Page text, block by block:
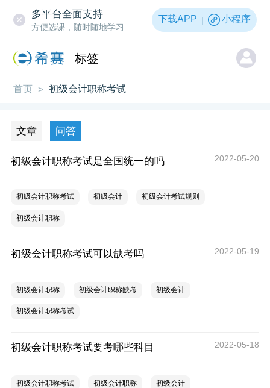
多平台全面支持
方便选课，随时随地学习
下载APP 小程序
标签
首页 > 初级会计职称考试
文章 问答
初级会计职称考试是全国统一的吗 2022-05-20
初级会计职称考试 初级会计 初级会计考试规则
初级会计职称
初级会计职称考试可以缺考吗 2022-05-19
初级会计职称 初级会计职称缺考 初级会计
初级会计职称考试
初级会计职称考试要考哪些科目 2022-05-18
初级会计职称考试 初级会计职称 初级会计